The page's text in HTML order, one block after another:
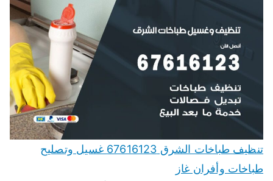
تنظيف طباخات الشرق 67616123 غسيل وتصليح
طباخات وأفران غاز